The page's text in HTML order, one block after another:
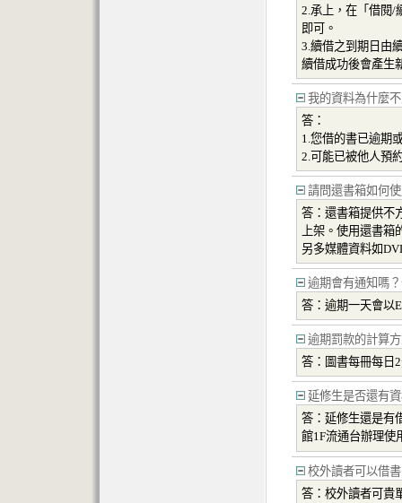
2.承上，在「借閱/
即可。
3.續借之到期日由
續借成功後會產生
我的資料為什麼
答：
1.您借的書已逾期
2.可能已被他人預
請問還書箱如何
答：還書箱提供不
上架。使用還書
另多媒體資料如
逾期會有通知嗎
答：逾期一天會以
逾期罰款的計算
答：圖書每冊每日
延修生是否還有
答：延修生還是有
館1F流通台辦理使
校外讀者可以借
答：校外讀者可貴